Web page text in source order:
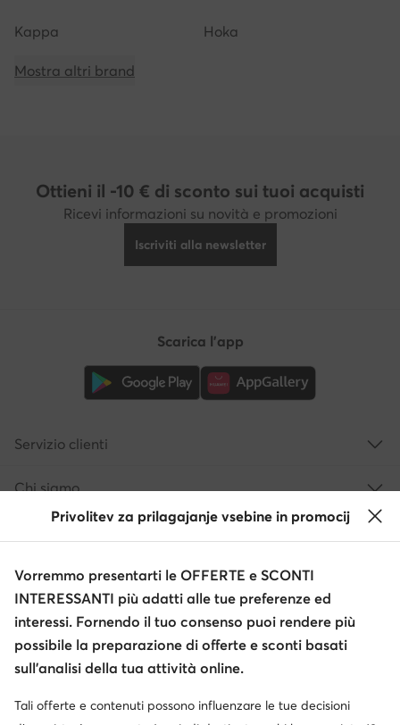
Kappa Hoka
Mostra altri brand
Ottieni il -10 € di sconto sui tuoi acquisti
Ricevi informazioni su novità e promozioni
Iscriviti alla newsletter
Cambia paese: Italia (IT)
Scarica l'app
Servizio clienti
Chi siamo
Privolitev za prilagajanje vsebine in promocij
Vorremmo presentarti le OFFERTE e SCONTI
INTERESSANTI più adatti alle tue preferenze ed
interessi. Fornendo il tuo consenso puoi rendere più
possibile la preparazione di offerte e sconti basati
sull’analisi della tua attività online.
Tali offerte e contenuti possono influenzare le tue decisioni